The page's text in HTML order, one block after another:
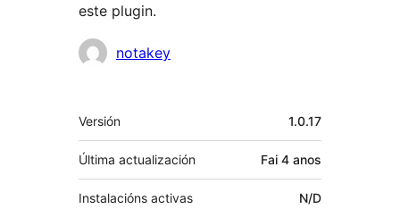
este plugin.
Colaboradores
notakey
Meta
Versión 1.0.17
Última actualización Fai 4 anos
Instalacións activas N/D